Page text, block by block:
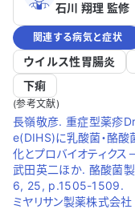
石川 翔理 監修
関連する病気と症状
ウイルス性胃腸炎
下痢
(参考文献)
長嶺敬彦. 重症型薬疹
e(DIHS)に乳酸菌・酪酸
化とプロバイオティク
武田英二ほか. 酪酸菌
6, 25, p.1505-1509.
ミヤリサン製薬株式会